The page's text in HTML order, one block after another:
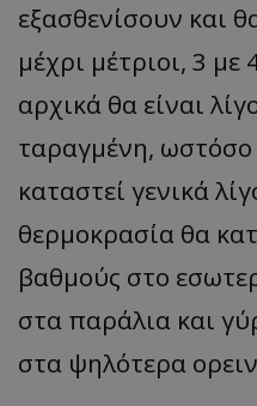
εξασθενίσουν και
μέχρι μέτριοι, 3
αρχικά θα είναι
ταραγμένη,
καταστεί γενικά
θερμοκρασία θα
βαθμούς στο
στα παράλια και
στα ψηλότερα